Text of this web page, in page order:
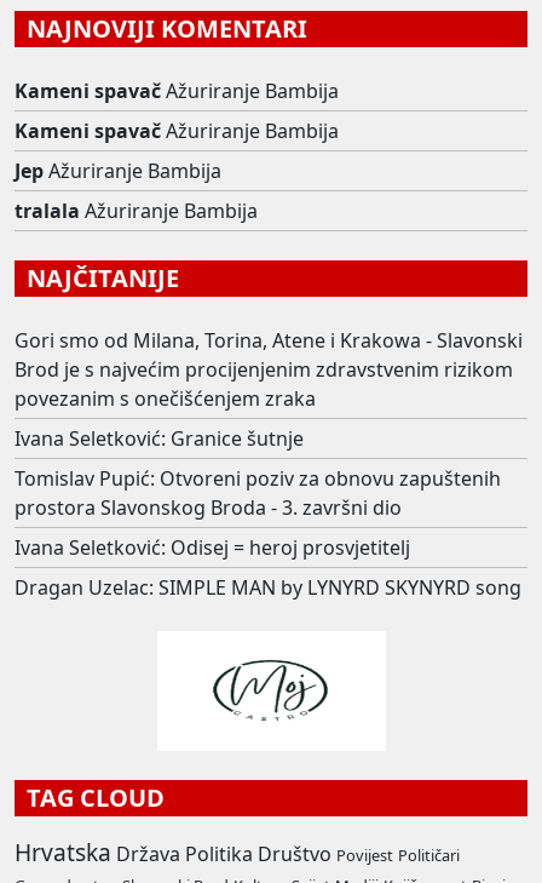
NAJNOVIJI KOMENTARI
Kameni spavačAžuriranje Bambija
Kameni spavačAžuriranje Bambija
JepAžuriranje Bambija
tralala Ažuriranje Bambija
NAJČITANIJE
Gori smo od Milana, Torina, Atene i Krakowa - Slavonski
Brod je s najvećim procijenjenim zdravstvenim rizikom
povezanim s onečišćenjem zraka
Ivana Seletković: Granice šutnje
Tomislav Pupić: Otvoreni poziv za obnovu zapuštenih
prostora Slavonskog Broda - 3. završni dio
Ivana Seletković: Odisej = heroj prosvjetitelj
Dragan Uzelac: SIMPLE MAN by LYNYRD SKYNYRD song
TAG CLOUD
Hrvatska Država Politika Društvo Povijest Političari